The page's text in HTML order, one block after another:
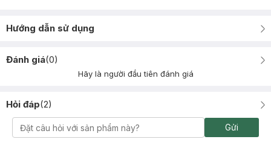
Hướng dẫn sử dụng
Đánh giá(0)
Hãy là người đầu tiên đánh giá
Hỏi đáp(2)
Gửi